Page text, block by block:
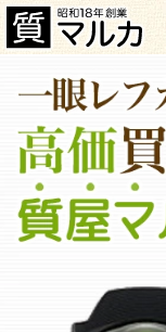
大阪・池田市のお客様よりニ
た。ニコン レンズの買取＆質
（2016年12月時点の価格です）